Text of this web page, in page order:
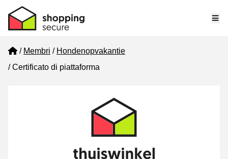
Home
Membri
Hondenopvakantie
Certificato di piattaforma